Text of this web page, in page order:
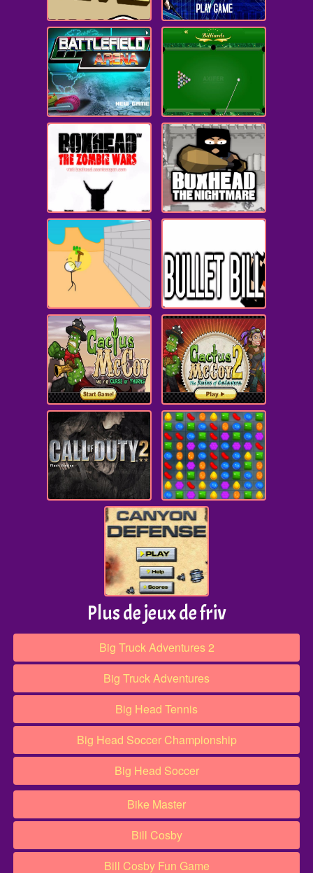
Plus de jeux de friv
Big Truck Adventures 2
Big Truck Adventures
Big Head Tennis
Big Head Soccer Championship
Big Head Soccer
Bike Master
Bill Cosby
Bill Cosby Fun Game